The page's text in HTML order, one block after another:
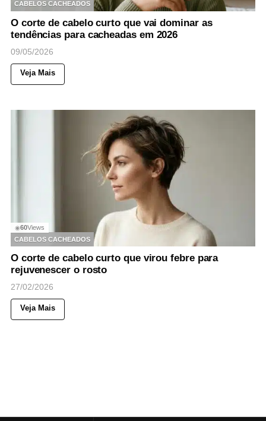
CABELOS CACHEADOS
O corte de cabelo curto que vai dominar as
tendências para cacheadas em 2026
09/05/2026
Veja Mais
◉60Views
CABELOS CACHEADOS
O corte de cabelo curto que virou febre para
rejuvenescer o rosto
27/02/2026
Veja Mais